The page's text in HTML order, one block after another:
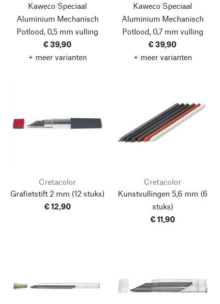
Kaweco Speciaal
Aluminium Mechanisch
Potlood, 0,5 mm vulling
€ 39,90
+ meer varianten
Kaweco Speciaal
Aluminium Mechanisch
Potlood, 0,7 mm vulling
€ 39,90
+ meer varianten
Cretacolor
Grafietstift 2 mm (12 stuks)
€ 12,90
Cretacolor
Kunstvullingen 5,6 mm (6
stuks)
€ 11,90